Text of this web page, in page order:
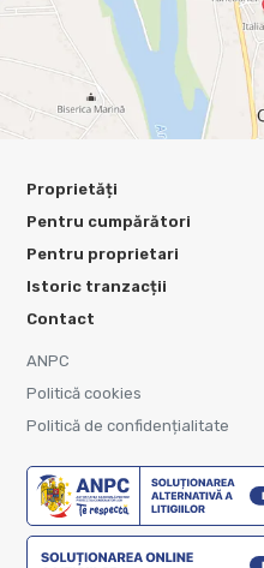
Proprietăți
Pentru cumpărători
Pentru proprietari
Istoric tranzacții
Contact
ANPC
Politică cookies
Politică de confidențialitate